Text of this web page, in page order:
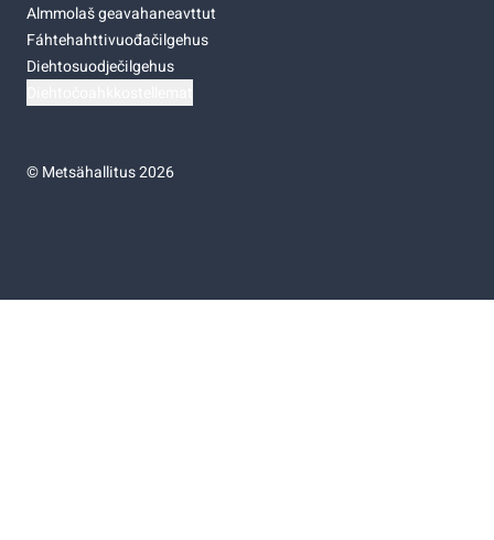
Almmolaš geavahaneavttut
Fáhtehahttivuođačilgehus
Diehtosuodječilgehus
©Metsähallitus 2026